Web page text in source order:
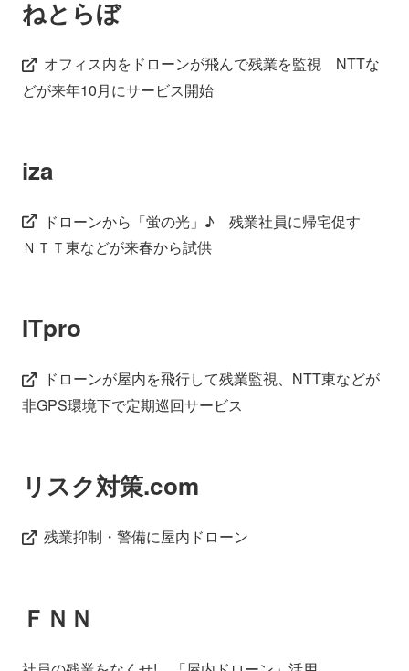
ねとらぼ
オフィス内をドローンが飛んで残業を監視 NTTな
どが来年10月にサービス開始
iza
ドローンから「蛍の光」♪ 残業社員に帰宅促す
ＮＴＴ東などが来春から試供
ITpro
ドローンが屋内を飛行して残業監視、NTT東などが
非GPS環境下で定期巡回サービス
リスク対策.com
残業抑制・警備に屋内ドローン
ＦＮＮ